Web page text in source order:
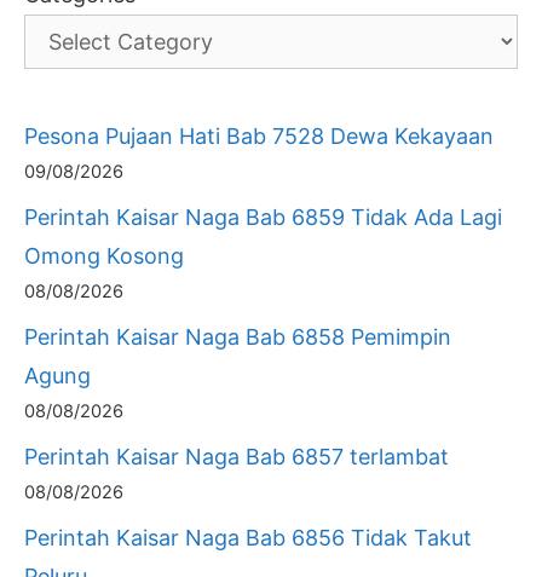
Pesona Pujaan Hati Bab 7528 Dewa Kekayaan
09/08/2026
Perintah Kaisar Naga Bab 6859 Tidak Ada Lagi
Omong Kosong
08/08/2026
Perintah Kaisar Naga Bab 6858 Pemimpin
Agung
08/08/2026
Perintah Kaisar Naga Bab 6857 terlambat
08/08/2026
Perintah Kaisar Naga Bab 6856 Tidak Takut